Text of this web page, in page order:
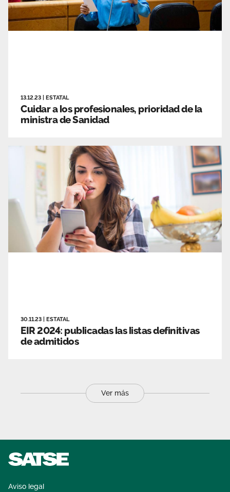
13.12.23 ESTATAL
Cuidar a los profesionales, prioridad de la
ministra de Sanidad
30.11.23 ESTATAL
EIR 2024: publicadas las listas definitivas
de admitidos
Ver más
Aviso legal